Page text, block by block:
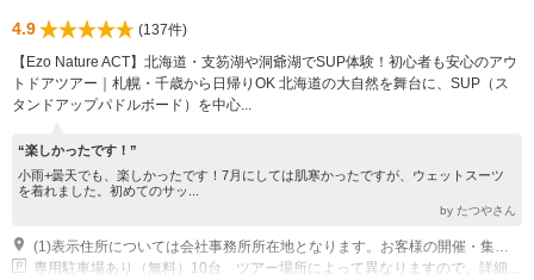
4.9
(137件)
【Ezo Nature ACT】北海道・支笏湖や洞爺湖でSUP体験！初心者も安心のアウ
トドアツアー｜札幌・千歳から日帰りOK 北海道の大自然を舞台に、SUP（ス
タンドアップパドルボード）を中心...
“楽しかったです！”
小雨+曇天でも、楽しかったです！7月にしては肌寒かったですが、ウェットスーツ
を着れました。初めてのサッ...
by たつやさん